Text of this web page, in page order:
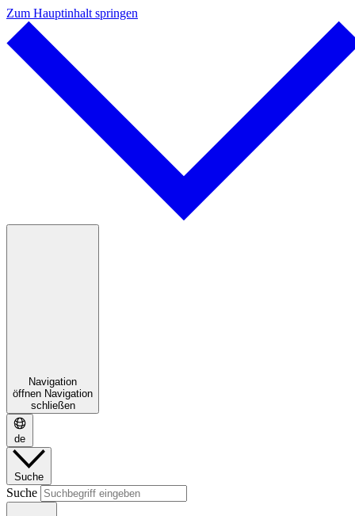
Zum Hauptinhalt springen
Navigation
öffnen Navigation
schließen
de
Suche
Suche